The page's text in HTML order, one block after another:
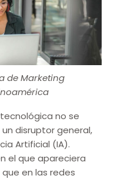
de Marketing
no se
disruptor general,
Artificial (IA).
el que apareciera
en las redes